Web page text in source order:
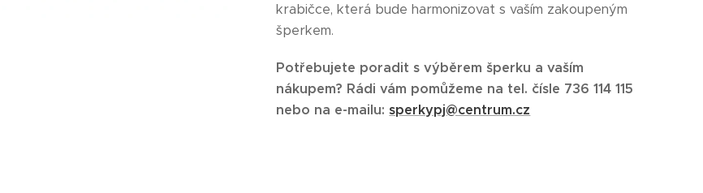
krabičce, která bude harmonizovat s vaším zakoupeným
šperkem.
Potřebujete poradit s výběrem šperku a vaším
nákupem? Rádi vám pomůžeme na tel. čísle 736 114 115
nebo na e-mailu:sperkypj@centrum.cz